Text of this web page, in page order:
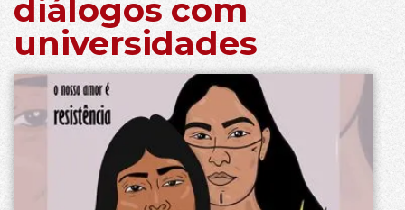
diálogos com
universidades